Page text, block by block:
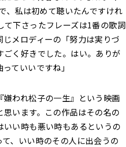
、私は初めて聴いたんですけれ
て下さったフレーズは1番の歌詞
メロディーの「努力は実りづ
く好きでした。はい。ありが
ていいですね」
嫌われ松子の一生』という映画
います。この作品はその名の
い時も悪い時もあるというの
、いい時のその人に出会うの